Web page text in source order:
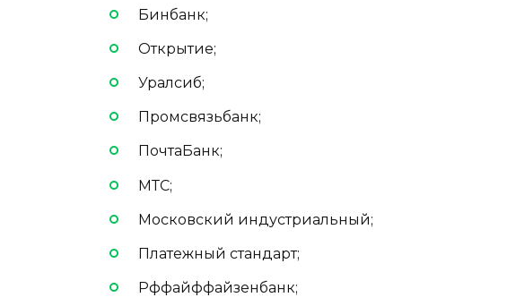
Бинбанк;
Открытие;
Уралсиб;
Промсвязьбанк;
ПочтаБанк;
МТС;
Московский индустриальный;
Платежный стандарт;
Рффайффайзенбанк;